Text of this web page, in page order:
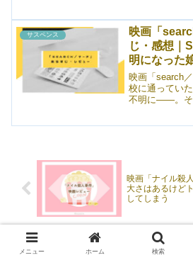
ーのコンサー
アボット。巷
ッチャー」が
ことで、会場
かれていた。
実はクーパー
ラン監督の娘
登場します。
サスペンス
映画「
じ・感想｜
明になった
映画「search
校に通ってい
不明に――。そ
の父親が、
つけていくお
どをうまく使
す。現代なら
も観やすい作品
映画「ナイル殺
大さはあるけど
してしまう
映画「シャーク・ド・フランス」あらすじ・
メニュー ホーム 検索